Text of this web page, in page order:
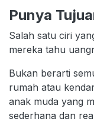
Punya
Salah satu ciri
mereka tahu
Bukan berarti
rumah atau
anak muda yang
sederhana dan